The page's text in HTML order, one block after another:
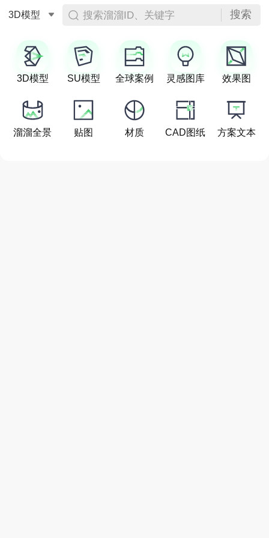
3D模型 搜索溜溜ID、关键字 搜索
3D模型 SU模型 全球案例 灵感图库 效果图
溜溜全景 贴图 材质 CAD图纸 方案文本